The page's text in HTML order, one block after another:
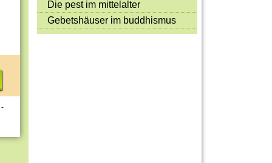
Reisen, Events & Sport
E-Cards
-
Die pest im mittelalter
Gebetshäuser im buddhismus